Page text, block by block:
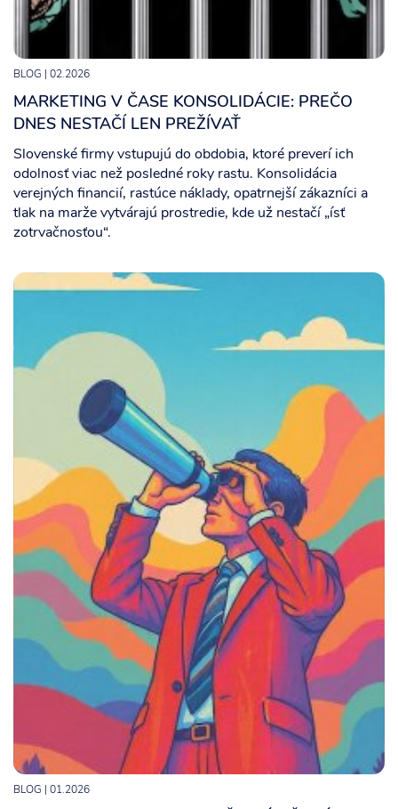
BLOG | 02.2026
MARKETING V ČASE KONSOLIDÁCIE: PREČO
DNES NESTAČÍ LEN PREŽÍVAŤ
Slovenské firmy vstupujú do obdobia, ktoré preverí ich
odolnosť viac než posledné roky rastu. Konsolidácia
verejných financií, rastúce náklady, opatrnejší zákazníci a
tlak na marže vytvárajú prostredie, kde už nestačí „ísť
zotrvačnosťou“.
BLOG | 01.2026